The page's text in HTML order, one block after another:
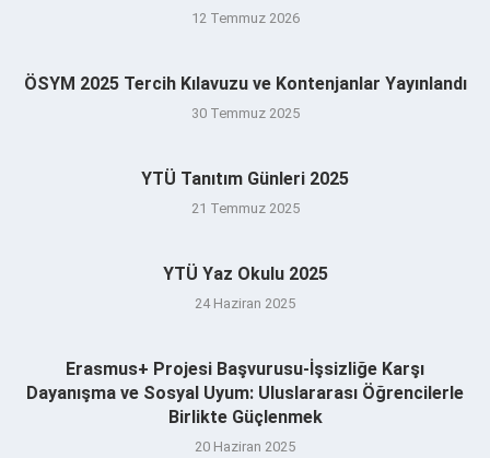
12 Temmuz 2026
ÖSYM 2025 Tercih Kılavuzu ve Kontenjanlar Yayınlandı
30 Temmuz 2025
YTÜ Tanıtım Günleri 2025
21 Temmuz 2025
YTÜ Yaz Okulu 2025
24 Haziran 2025
Erasmus+ Projesi Başvurusu-İşsizliğe Karşı
Dayanışma ve Sosyal Uyum: Uluslararası Öğrencilerle
Birlikte Güçlenmek
20 Haziran 2025